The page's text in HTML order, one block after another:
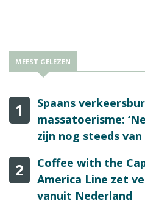
MEEST GELEZEN
1
Spaans
massatoerisme:
zijn nog steeds
2
Coffee with the
America Line zet
vanuit Nederland